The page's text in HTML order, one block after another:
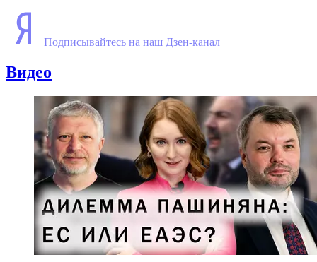
Подписывайтесь на наш Дзен-канал
Видео